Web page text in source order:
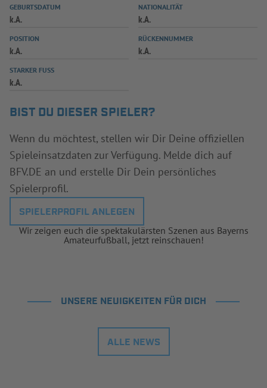
GEBURTSDATUM
k.A.
NATIONALITÄT
k.A.
POSITION
k.A.
RÜCKENNUMMER
k.A.
STARKER FUSS
k.A.
BIST DU DIESER SPIELER?
Wenn du möchtest, stellen wir Dir Deine offiziellen
Spieleinsatzdaten zur Verfügung. Melde dich auf
BFV.DE an und erstelle Dir Dein persönliches
Spielerprofil.
SPIELERPROFIL ANLEGEN
Wir zeigen euch die spektakulärsten Szenen aus Bayerns
Amateurfußball, jetzt reinschauen!
UNSERE NEUIGKEITEN FÜR DICH
ALLE NEWS